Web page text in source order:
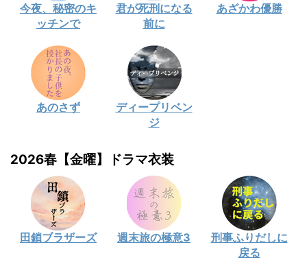
今夜、秘密のキ
ッチンで
君が死刑になる
前に
あざかわ優勝
あのさず
ディープリベン
ジ
2026春【金曜】ドラマ衣装
田鎖ブラザーズ 週末旅の極意3
刑事ふりだしに
戻る